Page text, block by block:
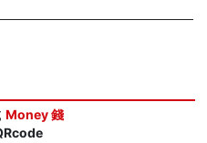
Money 錢